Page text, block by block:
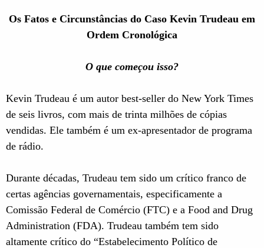
Os Fatos e Circunstâncias do Caso Kevin Trudeau em
Ordem Cronológica
O que começou isso?
Kevin Trudeau é um autor best-seller do New York Times
de seis livros, com mais de trinta milhões de cópias
vendidas. Ele também é um ex-apresentador de programa
de rádio.
Durante décadas, Trudeau tem sido um crítico franco de
certas agências governamentais, especificamente a
Comissão Federal de Comércio (FTC) e a Food and Drug
Administration (FDA). Trudeau também tem sido
altamente crítico do “Estabelecimento Político de